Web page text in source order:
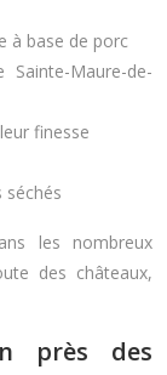
à base de porc
Maure-de-
finesse
séchés
les nombreux
des châteaux,
près des